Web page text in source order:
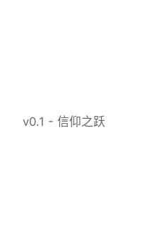
v0.1 - 信仰之跃